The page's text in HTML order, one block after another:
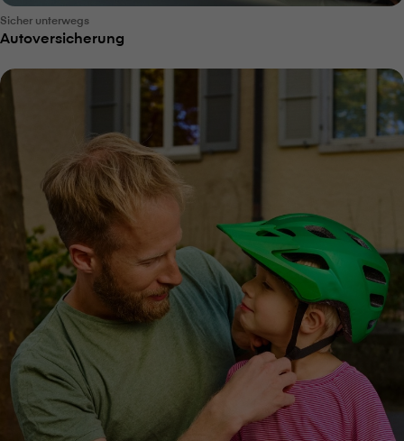
Sicher unterwegs
Autoversicherung